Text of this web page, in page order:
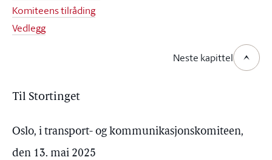
Komiteens tilråding
Vedlegg
Neste kapittel
Til Stortinget
Oslo, i transport- og kommunikasjonskomiteen,
den 13. mai 2025